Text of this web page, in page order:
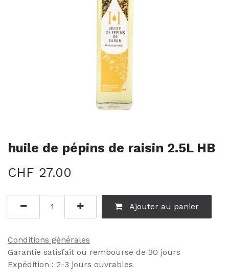
huile de pépins de raisin 2.5L HB
CHF 27.00
Ajouter au panier
Conditions générales
Garantie satisfait ou remboursé de 30 jours
Expédition : 2-3 jours ouvrables